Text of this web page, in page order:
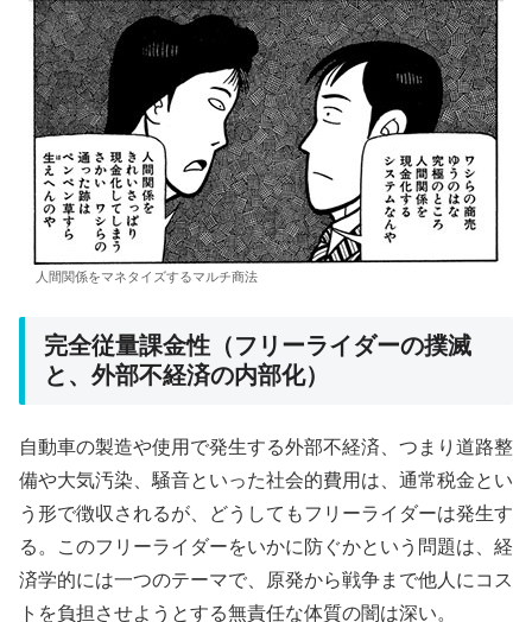
人間関係をマネタイズするマルチ商法
完全従量課金性（フリーライダーの撲滅
と、外部不経済の内部化）
自動車の製造や使用で発生する外部不経済、つまり道路整
備や大気汚染、騒音といった社会的費用は、通常税金とい
う形で徴収されるが、どうしてもフリーライダーは発生す
る。このフリーライダーをいかに防ぐかという問題は、経
済学的には一つのテーマで、原発から戦争まで他人にコス
トを負担させようとする無責任な体質の闇は深い。